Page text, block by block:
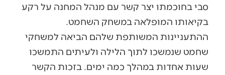
סבי בחוכמתו יצר קשר עם מנהל המחנה על רקע
בקיאותו המופלאה במשחק השחמט.
ההתעניינות המשותפת שלהם הביאה למשחקי
שחמט שנמשכו לתוך הלילה ולעיתים התמשכו
שעות אחדות במהלך כמה ימים. בזכות הקשר